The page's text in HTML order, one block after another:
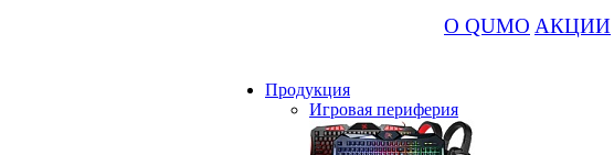
О QUMO АКЦИИ
Продукция
Игровая периферия